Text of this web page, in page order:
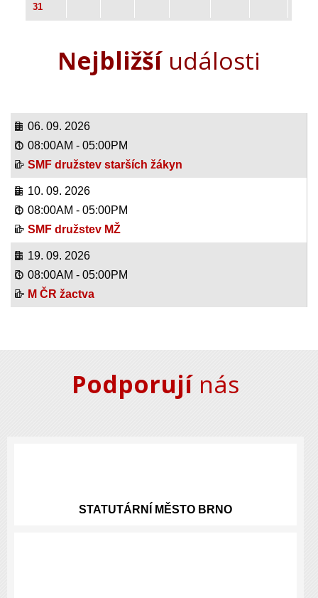
31
Nejbližšíudálosti
06. 09. 2026
08:00AM - 05:00PM
SMF družstev starších žákyn
10. 09. 2026
08:00AM - 05:00PM
SMF družstev MŽ
19. 09. 2026
08:00AM - 05:00PM
M ČR žactva
Podporujínás
STATUTÁRNÍ MĚSTO BRNO